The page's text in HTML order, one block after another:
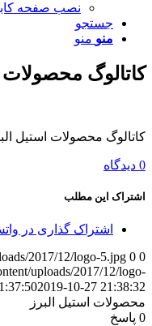
نصب صفحه
جستجو
منو منو
کاتالوگ محصولات
کاتالوگ محصولات استیل
0 دیدگاه
اشتراک این مطلب
اشتراک گذاری در
2017/12/logo-5.jpg 0 0
uploads/2017/12/logo-
2019-10-27 21:38:32
محصولات استیل البرز
0 پاسخ